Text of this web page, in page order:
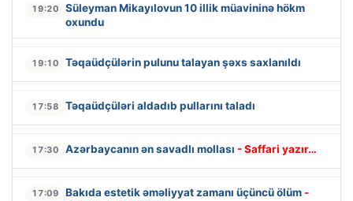
19:20
Süleyman Mikayılovun 10 illik müavininə hökm
oxundu
19:10 Təqaüdçülərin pulunu talayan şəxs saxlanıldı
17:58 Təqaüdçüləri aldadıb pullarını taladı
17:30 Azərbaycanın ən savadlı mollası - Saffari yazır…
17:09 Bakıda estetik əməliyyat zamanı üçüncü ölüm -